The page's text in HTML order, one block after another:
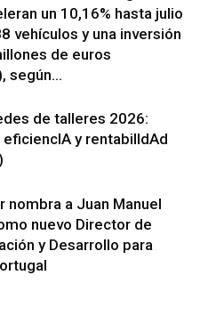
un 10,16% hasta julio
vehículos y una inversión
de euros
según...
de talleres 2026:
y rentabilIdAd
nombra a Juan Manuel
nuevo Director de
y Desarrollo para